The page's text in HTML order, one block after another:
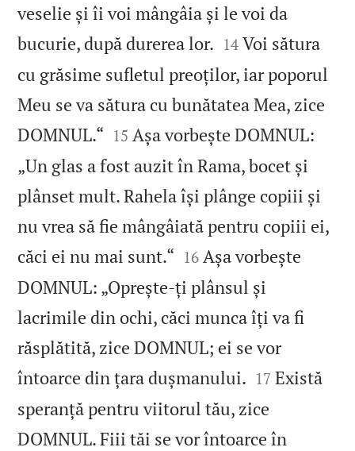
veselie și îi voi mângâia și le voi da
bucurie, după durerea lor. 

14 Voi sătura
cu grăsime sufletul preoților, iar poporul
Meu se va sătura cu bunătatea Mea, zice
DOMNUL.“ 

15 Așa vorbește DOMNUL:
„Un glas a fost auzit în Rama, bocet și
plânset mult. Rahela își plânge copiii și
nu vrea să fie mângâiată pentru copiii ei,
căci ei nu mai sunt.“ 

16 Așa vorbește
DOMNUL: „Oprește‑ți plânsul și
lacrimile din ochi, căci munca îți va fi
răsplătită, zice DOMNUL; ei se vor
întoarce din țara dușmanului. 

17 Există
speranță pentru viitorul tău, zice
DOMNUL. Fiii tăi se vor întoarce în